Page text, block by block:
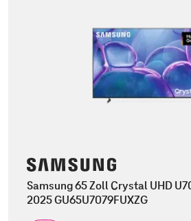
Samsung 65 Zoll Crystal UHD
2025 GU65U7079FUXZG